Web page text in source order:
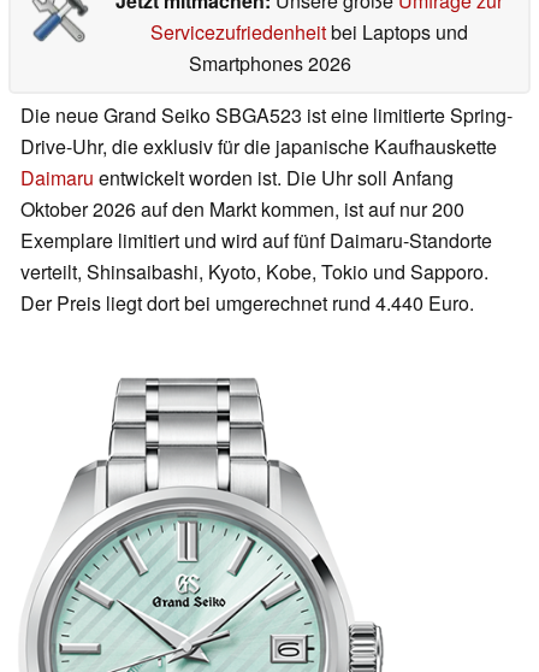
Servicezufriedenheitbei Laptops und
Smartphones 2026
Die neue Grand Seiko SBGA523 ist eine limitierte Spring-
Drive-Uhr, die exklusiv für die japanische Kaufhauskette
Daimaru entwickelt worden ist. Die Uhr soll Anfang
Oktober 2026 auf den Markt kommen, ist auf nur 200
Exemplare limitiert und wird auf fünf Daimaru-Standorte
verteilt, Shinsaibashi, Kyoto, Kobe, Tokio und Sapporo.
Der Preis liegt dort bei umgerechnet rund 4.440 Euro.